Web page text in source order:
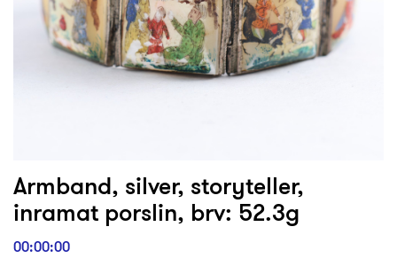
Armband, silver, storyteller,
inramat porslin, brv: 52.3g
00:00:00